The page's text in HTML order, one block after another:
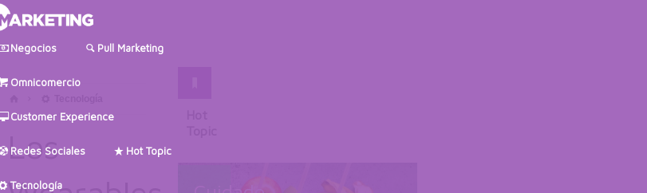
Negocios Pull Marketing
Omnicomercio
Customer Experience
Redes Sociales Hot Topic
Tecnología
Los